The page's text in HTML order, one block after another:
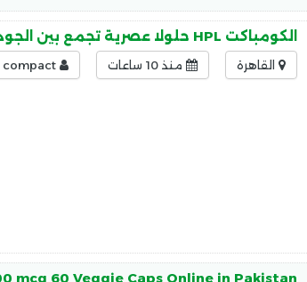
الكومباكت HPL حلولًا عصرية تجمع بين الجودة والأمان، حيث يتميز الكومباكت HPL بـ: مقاومة عالية للرطوبة
القاهرة منذ 10 ساعات
mcg 60 Veggie Caps Online in Pakistan